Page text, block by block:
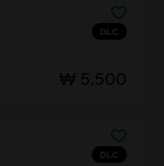
DLC
₩ 5,500
DLC